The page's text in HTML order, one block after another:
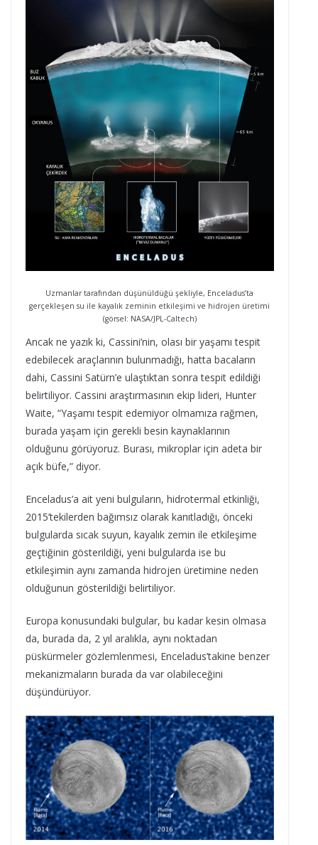
Uzmanlar tarafından düşünüldüğü şekliyle, Enceladus’ta
gerçekleşen su ile kayalık zeminin etkileşimi ve hidrojen üretimi
(görsel: NASA/JPL-Caltech)
Ancak ne yazık ki, Cassini’nin, olası bir yaşamı tespit
edebilecek araçlarının bulunmadığı, hatta bacaların
dahi, Cassini Satürn’e ulaştıktan sonra tespit edildiği
belirtiliyor. Cassini araştırmasının ekip lideri, Hunter
Waite, “Yaşamı tespit edemiyor olmamıza rağmen,
burada yaşam için gerekli besin kaynaklarının
olduğunu görüyoruz. Burası, mikroplar için adeta bir
açık büfe,” diyor.
Enceladus’a ait yeni bulguların, hidrotermal etkinliği,
2015’tekilerden bağımsız olarak kanıtladığı, önceki
bulgularda sıcak suyun, kayalık zemin ile etkileşime
geçtiğinin gösterildiği, yeni bulgularda ise bu
etkileşimin aynı zamanda hidrojen üretimine neden
olduğunun gösterildiği belirtiliyor.
Europa konusundaki bulgular, bu kadar kesin olmasa
da, burada da, 2 yıl aralıkla, aynı noktadan
püskürmeler gözlemlenmesi, Enceladus’takine benzer
mekanizmaların burada da var olabileceğini
düşündürüyor.